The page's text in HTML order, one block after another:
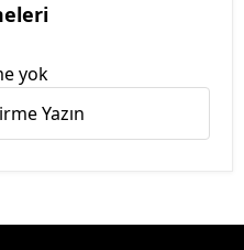
yok
Yazın